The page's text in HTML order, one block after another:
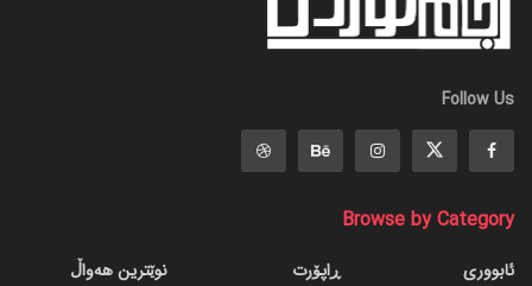
Follow Us
Browse by Category
ئابووری
ڕاپۆرت
نوێترین هەواڵ